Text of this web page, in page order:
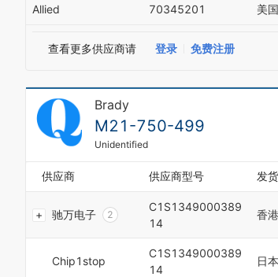
9
Allied 70345201 美国
查看更多供应商请 登录 免费注册
Brady
M21-750-499
Unidentified
供应商 供应商型号 发
驰万电子
1
2
4
5
6
8
2
C1S1349000389
14
香港
Chip1stop
C1S1349000389
14
日本